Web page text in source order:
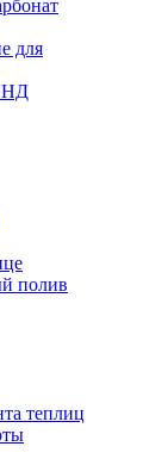
для
полив
теплиц